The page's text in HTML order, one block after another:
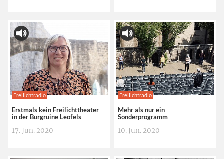
Freilichtradio
Erstmals kein Freilichttheater
in der Burgruine Leofels
17. Jun. 2020
Freilichtradio
Mehr als nur ein
Sonderprogramm
10. Jun. 2020